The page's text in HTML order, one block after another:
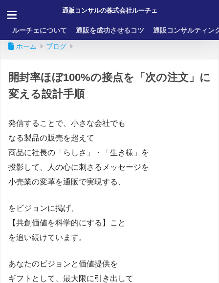
通販コンサルの株式会社ルーチェ
ルーチェについて 通販を成功させるコツ 通販コンサルティン
ホーム ブログ
開封率ほぼ100%の接点を「次の注文」に
変える設計手順
発信することで、小さな会社でも
なる製品の販売を超えて
商品に社長の「らしさ」・「生き様」を
投影して、人の心に刺さるメッセージを
小売業の変革を通販で実現する、
をビジョンに掲げ、
【共創価値を科学的にする】こと
を追い続けています。
あなたのビジョンと価値提供を
ギフトとして、最大限に引き出して